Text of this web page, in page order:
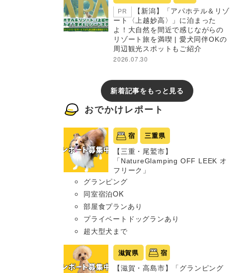
PR
【新潟】「アパホテル＆リゾ
ート〈上越妙高〉」に泊まった
よ！大自然を間近で感じながらの
リゾート旅を満喫 | 愛犬同伴OKの
周辺観光スポットもご紹介
2026.07.30
新着記事をもっと見る
おでかけレポート
宿 三重県
【三重・尾鷲市】
「NatureGlamping OFF LEEK オ
フリーク」
グランピング
同室宿泊OK
部屋食プランあり
プライベートドッグランあり
超大型犬まで
滋賀県 宿
【滋賀・高島市】「グランピング